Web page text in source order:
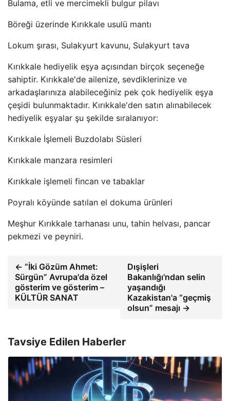
Bulama, etli ve mercimekli bulgur pilavı
Böreği üzerinde Kırıkkale usulü mantı
Lokum şırası, Sulakyurt kavunu, Sulakyurt tava
Kırıkkale hediyelik eşya açısından birçok seçeneğe
sahiptir. Kırıkkale'de ailenize, sevdiklerinize ve
arkadaşlarınıza alabileceğiniz pek çok hediyelik eşya
çeşidi bulunmaktadır. Kırıkkale'den satın alınabilecek
hediyelik eşyalar şu şekilde sıralanıyor:
Kırıkkale İşlemeli Buzdolabı Süsleri
Kırıkkale manzara resimleri
Kırıkkale işlemeli fincan ve tabaklar
Poyralı köyünde satılan el dokuma ürünleri
Meşhur Kırıkkale tarhanası unu, tahin helvası, pancar
pekmezi ve peyniri.
← “İki Gözüm Ahmet:
Sürgün” Avrupa'da özel
gösterim ve gösterim –
KÜLTÜR SANAT
Dışişleri
Bakanlığı'ndan selin
yaşandığı
Kazakistan'a “geçmiş
olsun” mesajı →
Tavsiye Edilen Haberler